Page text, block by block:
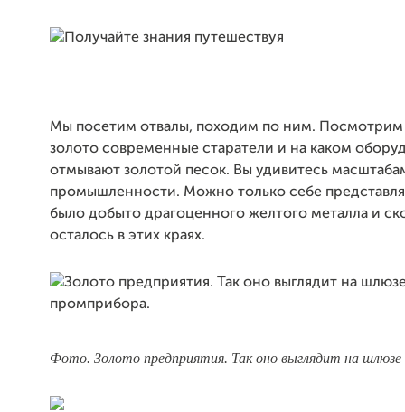
Мы посетим отвалы, походим по ним. Посмотрим
золото современные старатели и на каком
отмывают золотой песок. Вы удивитесь
промышленности. Можно только себе
было добыто драгоценного желтого металла и
осталось в этих краях.
Фото. Золото предприятия. Так оно выглядит на шлюзе